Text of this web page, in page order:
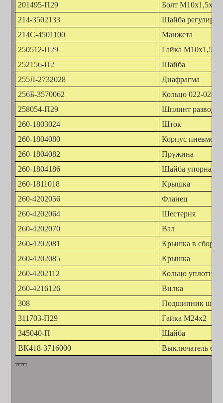
201495-П29
Болт М10х1,5х20
214-3502133
Шайба
214С-4501100
Манжета
250512-П29
Гайка М10х1,5
252156-П2
Шайба
255Л-2732028
Диафрагма
256Б-3570062
Кольцо 022-028-
258054-П29
Шплинт
260-1803024
Шток
260-1804080
Корпус
260-1804082
Пружина
260-1804186
Шайба упорная
260-1811018
Крышка
260-4202056
Фланец
260-4202064
Шестерня
260-4202070
Вал
260-4202081
Крышка в сборе
260-4202085
Крышка
260-4202112
Кольцо
260-4216126
Вилка
308
Подшипник
311703-П29
Гайка М24х2
345040-П
Шайба
ВК418-3716000
Выключатель
ттттт